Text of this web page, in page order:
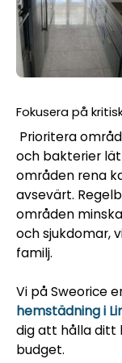
Fokusera på
Prioritera
och bakterier
områden rena
avsevärt.
områden
och sjukdomar,
familj.
Vi på Sweorice
hemstädning i
dig att hålla ditt
budget.